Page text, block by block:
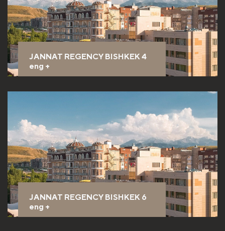
JANNAT REGENCY BISHKEK 4
eng +
JANNAT REGENCY BISHKEK 6
eng +